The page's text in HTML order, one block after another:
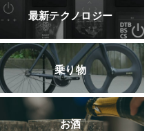
最新テクノロジー
乗り物
お酒